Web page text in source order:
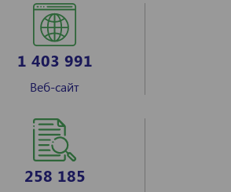
1 403 991
Веб-сайт
258 185